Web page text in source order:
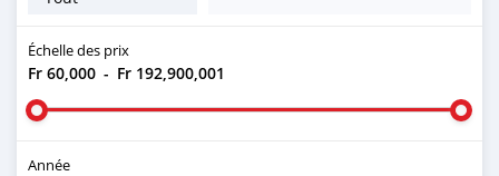
Échelle des prix
Fr 60,000 - Fr 192,900,001
Année